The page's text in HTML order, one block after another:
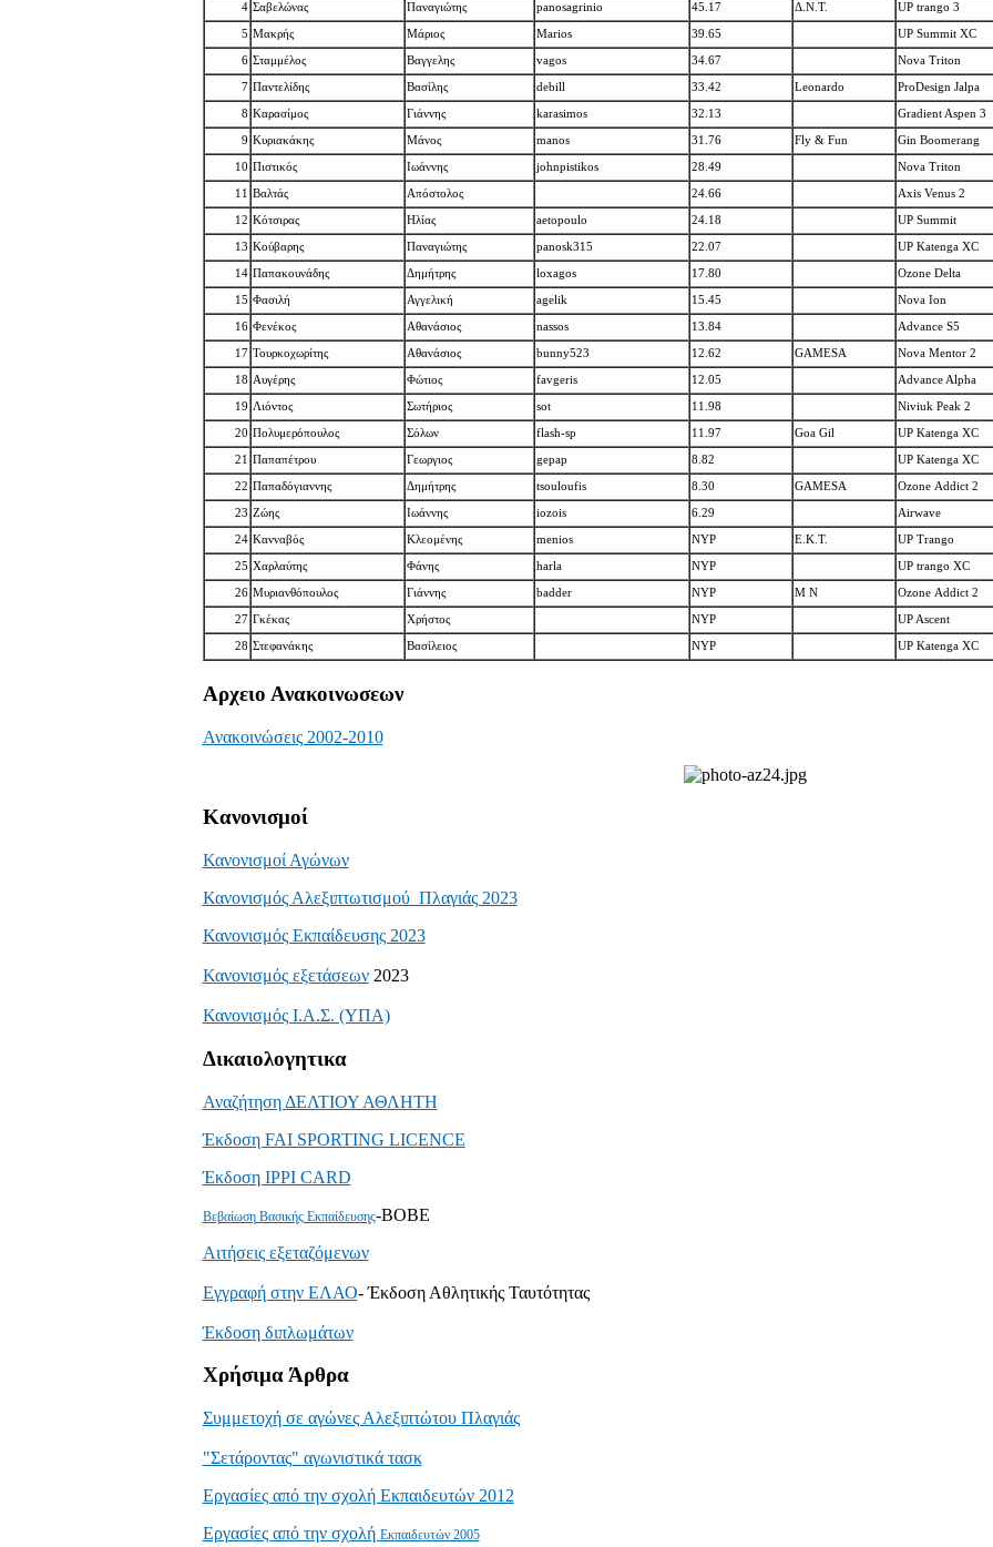
4 Σαβελώνας Παναγιώτης panosagrinio 45.17 Δ.Ν.Τ. UPtrango 3
5 Μακρής Μάριος Marios 39.65 UPSummit XC
6 Σταμμέλος Βαγγελης vagos 34.67 Nova Triton
7 Παντελίδης Βασίλης debill 33.42 Leonardo ProDesign Jalpa
8 Καρασίμος Γιάννης karasimos 32.13 Gradient Aspen 3
9 Κυριακάκης Μάνος manos 31.76 Fly & Fun Gin Boomerang
10 Πιστικός Ιωάννης johnpistikos 28.49 Nova Triton
11 Βαλτάς Απόστολος 24.66 Axis Venus 2
12 Κότσιρας Ηλίας aetopoulo 24.18 UPSummit
13 Κούβαρης Παναγιώτης panosk315 22.07 UPKatenga XC
14 Παπακουνάδης Δημήτρης loxagos 17.80 Ozone Delta
15 Φασιλή Αγγελική agelik 15.45 Nova Ion
16 Φενέκος Αθανάσιος nassos 13.84 Advance S5
17 Τουρκοχωρίτης Αθανάσιος bunny523 12.62 GAMESA Nova Mentor 2
18 Αυγέρης Φώτιος favgeris 12.05 Advance Alpha
19 Λιόντος Σωτήριος sot 11.98 Niviuk Peak 2
20 Πολυμερόπουλος Σόλων flash-sp 11.97 Goa Gil UPKatenga XC
21 Παπαπέτρου Γεωργιος gepap 8.82 UPKatenga XC
22 Παπαδόγιαννης Δημήτρης tsouloufis 8.30 GAMESA Ozone Αddict 2
23 Ζώης Ιωάννης iozois 6.29 Airwave
24 Κανναβός Κλεομένης menios NYP Ε.Κ.Τ. UPTrango
25 Χαρλαύτης Φάνης harla NYP UPtrango XC
26 Μυριανθόπουλος Γιάννης badder NYP Μ Ν Ozone Αddict 2
27 Γκέκας Χρήστος NYP UP Ascent
28 Στεφανάκης Βασίλειος NYP UPKatenga XC
Αρχειο Ανακοινωσεων
Ανακοινώσεις 2002-2010
Κανονισμοί
Κανονισμοί Αγώνων
Κανονισμός Αλεξιπτωτισμού Πλαγιάς 2023
Κανονισμός Εκπαίδευσης 2023
Κανονισμός εξετάσεων2023
Κανονισμός Ι.Α.Σ. (ΥΠΑ)
Δικαιολογητικα
Αναζήτηση ΔΕΛΤΙΟΥ ΑΘΛΗΤΗ
Έκδοση FAI SPORTING LICENCE
Έκδοση IPPI CARD
Βεβαίωση Βασικής Εκπαίδευσης-ΒΟΒΕ
Αιτήσεις εξεταζόμενων
Εγγραφή στην ΕΛΑΟ- Έκδοση Αθλητικής Ταυτότητας
Έκδοση διπλωμάτων
Χρήσιμα Άρθρα
Συμμετοχή σε αγώνες Αλεξιπτώτου Πλαγιάς
"Σετάροντας" αγωνιστικά τασκ
Εργασίες από την σχολή Εκπαιδευτών 2012
Εργασίες από την σχολή Εκπαιδευτών 2005